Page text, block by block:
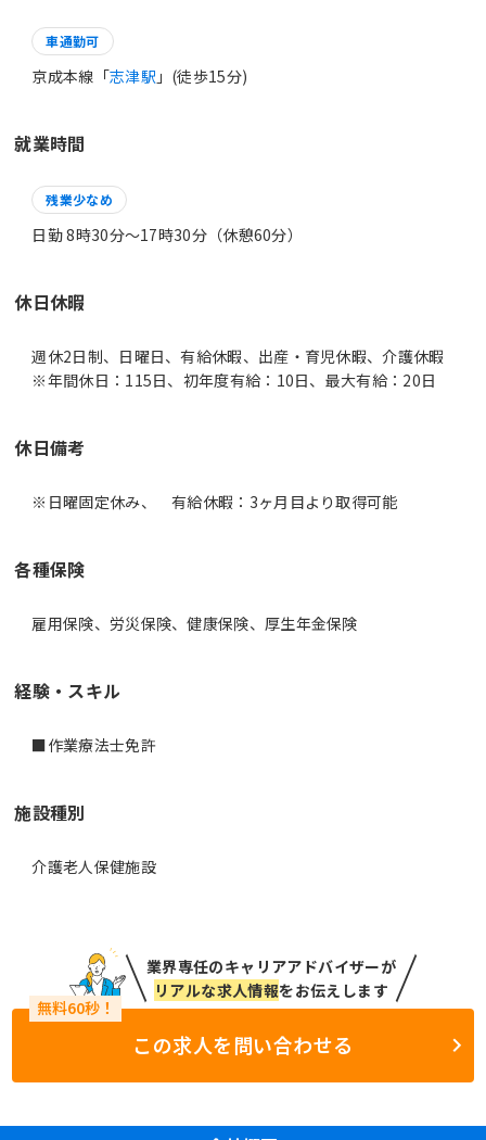
車通勤可
京成本線「志津駅 」(徒歩15分)
就業時間
残業少なめ
日勤 8時30分〜17時30分（休憩60分）
休日休暇
週休2日制、日曜日、有給休暇、出産・育児休暇、介護休暇
※年間休日：115日、初年度有給：10日、最大有給：20日
休日備考
※日曜固定休み、 有給休暇：3ヶ月目より取得可能
各種保険
雇用保険、労災保険、健康保険、厚生年金保険
経験・スキル
■作業療法士免許
施設種別
介護老人保健施設
業界専任のキャリアアドバイザーが
リアルな求人情報をお伝えします
この求人を問い合わせる